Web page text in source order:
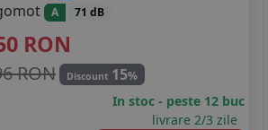
A 71 dB
RON
RON Discount 15%
In stoc - peste 12 buc
livrare 2/3 zile